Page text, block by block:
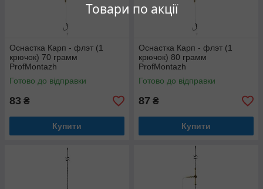
Товари по акції
Оснастка Карп - флэт (1
крючок) 70 грамм
ProfMontazh
Готово до відправки
83 ₴
Купити
Оснастка Карп - флэт (1
крючок) 80 грамм
ProfMontazh
Готово до відправки
87 ₴
Купити